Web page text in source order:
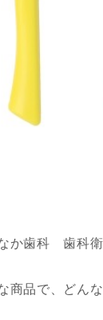
か歯科 歯科衛
商品で、どん